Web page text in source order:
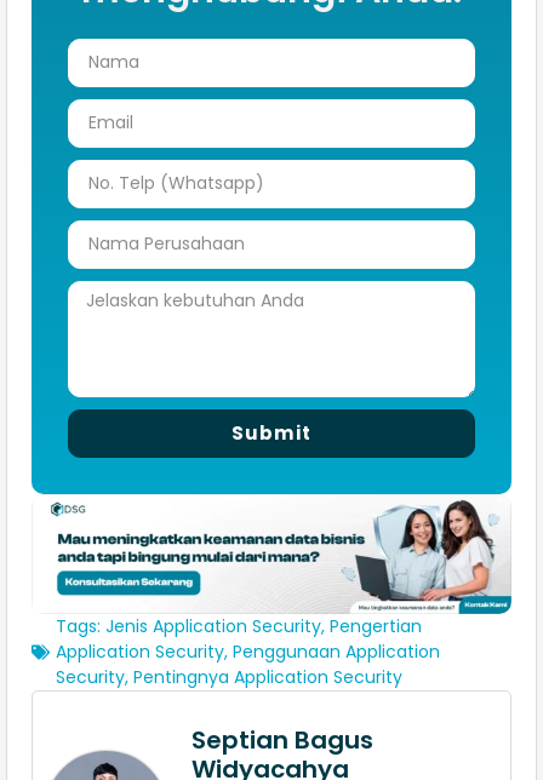
Submit
Tags: Jenis Application Security, Pengertian
Application Security, Penggunaan Application
Security, Pentingnya Application Security
Septian Bagus
Widyacahya